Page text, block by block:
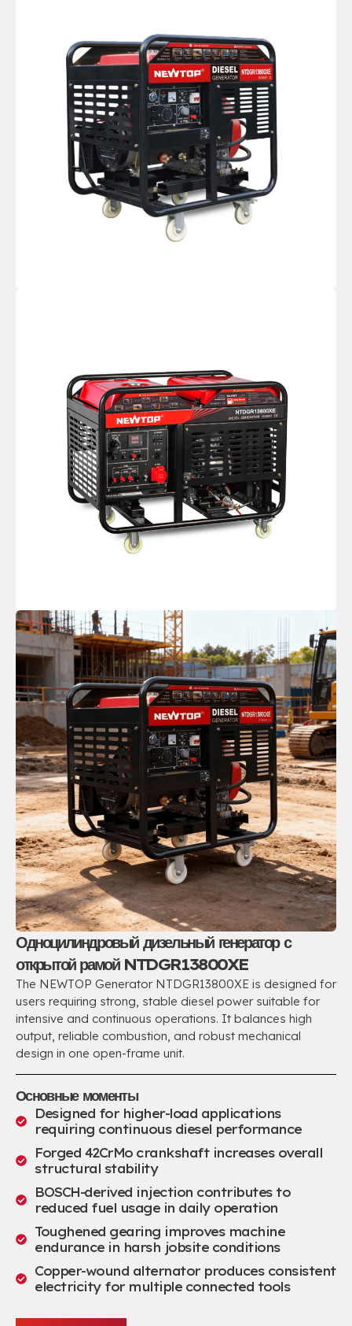
Одноцилиндровый дизельный генератор с
открытой рамой NTDGR13800XE
The NEWTOP Generator NTDGR13800XE is designed for
users requiring strong, stable diesel power suitable for
intensive and continuous operations. It balances high
output, reliable combustion, and robust mechanical
design in one open-frame unit.
Основные моменты
Designed for higher-load applications
requiring continuous diesel performance
Forged 42CrMo crankshaft increases overall
structural stability
BOSCH-derived injection contributes to
reduced fuel usage in daily operation
Toughened gearing improves machine
endurance in harsh jobsite conditions
Copper-wound alternator produces consistent
electricity for multiple connected tools